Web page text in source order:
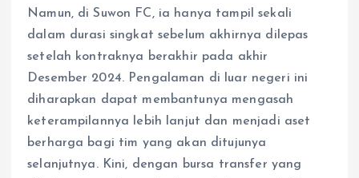
Namun, di Suwon FC, ia hanya tampil sekali
dalam durasi singkat sebelum akhirnya dilepas
setelah kontraknya berakhir pada akhir
Desember 2024. Pengalaman di luar negeri ini
diharapkan dapat membantunya mengasah
keterampilannya lebih lanjut dan menjadi aset
berharga bagi tim yang akan ditujunya
selanjutnya. Kini, dengan bursa transfer yang